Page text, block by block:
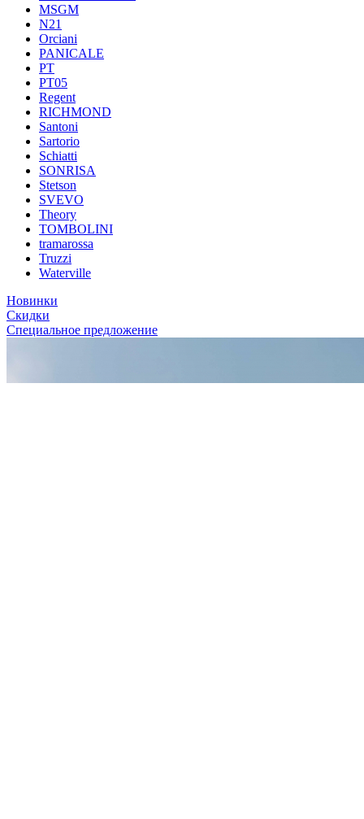
MSGM
N21
Orciani
PANICALE
PT
PT05
Regent
RICHMOND
Santoni
Sartorio
Schiatti
SONRISA
Stetson
SVEVO
Theory
TOMBOLINI
tramarossa
Truzzi
Waterville
Новинки
Скидки
Специальное предложение